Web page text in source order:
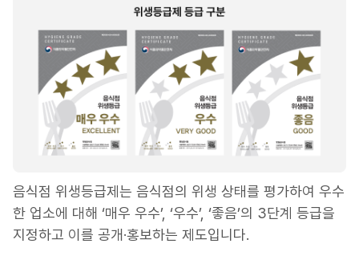
음식점 위생등급제는 음식점의 위생 상태를 평가하여 우수
한 업소에 대해 ‘매우 우수’, ‘우수’, ‘좋음’의 3단계 등급을
지정하고 이를 공개·홍보하는 제도입니다.